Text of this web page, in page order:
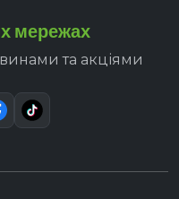
мережах
та акціями